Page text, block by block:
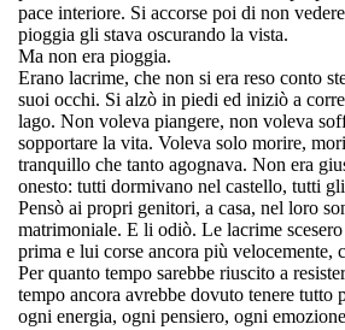
pace interiore. Si accorse poi di non
pioggia gli stava oscurando la vista.
Ma non era pioggia.
Erano lacrime, che non si era reso conto
suoi occhi. Si alzò in piedi ed iniziò a
lago. Non voleva piangere, non voleva
sopportare la vita. Voleva solo morire,
tranquillo che tanto agognava. Non era
onesto: tutti dormivano nel castello, tutti
Pensò ai propri genitori, a casa, nel loro
matrimoniale. E li odiò. Le lacrime
prima e lui corse ancora più velocemente,
Per quanto tempo sarebbe riuscito a
tempo ancora avrebbe dovuto tenere tutto
ogni energia, ogni pensiero, ogni